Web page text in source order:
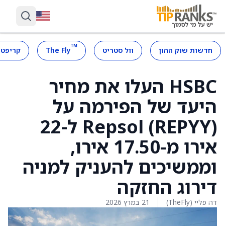
חדשות שוק ההון וול סטריט ™
The Fly
HSBC העלו את מחיר
היעד של הפירמה על
Repsol (REPYY) ל-22
אירו מ-17.50 אירו,
וממשיכים להעניק למניה
דירוג החזקה
דה פליי (TheFly) 21 במרץ 2026